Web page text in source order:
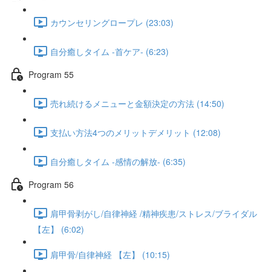
カウンセリングロープレ (23:03)
自分癒しタイム -首ケア- (6:23)
Program 55
売れ続けるメニューと金額決定の方法 (14:50)
支払い方法4つのメリットデメリット (12:08)
自分癒しタイム -感情の解放- (6:35)
Program 56
肩甲骨剥がし/自律神経 /精神疾患/ストレス/ブライダル
【左】 (6:02)
肩甲骨/自律神経 【左】 (10:15)